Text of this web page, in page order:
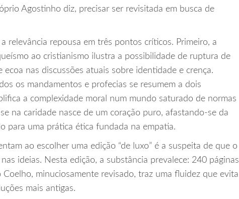
Agostinho diz, precisar ser revisitada em busca de
relevância repousa em três pontos críticos. Primeiro, a
ao cristianismo ilustra a possibilidade de ruptura de
ecoa nas discussões atuais sobre identidade e crença.
os mandamentos e profecias se resumem a dois
a complexidade moral num mundo saturado de normas
na caridade nasce de um coração puro, afastando‑se da
para uma prática ética fundada na empatia.
ao escolher uma edição “de luxo” é a suspeita de que o
ideias. Nesta edição, a substância prevalece: 240 páginas
minuciosamente revisado, traz uma fluidez que evita
mais antigas.